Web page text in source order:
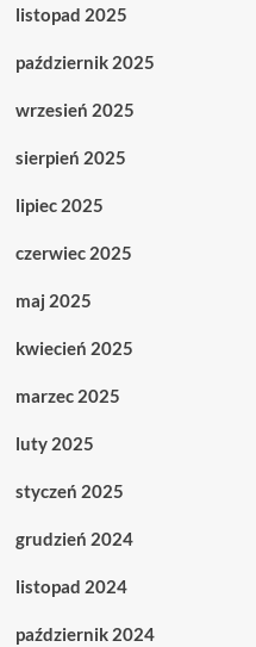
listopad 2025
październik 2025
wrzesień 2025
sierpień 2025
lipiec 2025
czerwiec 2025
maj 2025
kwiecień 2025
marzec 2025
luty 2025
styczeń 2025
grudzień 2024
listopad 2024
październik 2024